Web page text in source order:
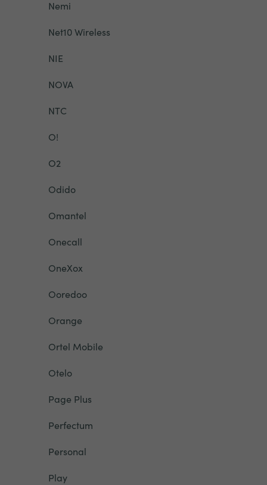
Nemi
Net10 Wireless
NIE
NOVA
NTC
O!
O2
Odido
Omantel
Onecall
OneXox
Ooredoo
Orange
Ortel Mobile
Otelo
Page Plus
Perfectum
Personal
Play